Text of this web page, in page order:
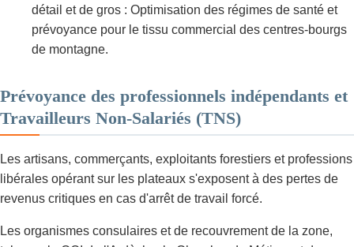
détail et de gros : Optimisation des régimes de santé et
prévoyance pour le tissu commercial des centres-bourgs
de montagne.
Prévoyance des professionnels indépendants et
Travailleurs Non-Salariés (TNS)
Les artisans, commerçants, exploitants forestiers et professions
libérales opérant sur les plateaux s'exposent à des pertes de
revenus critiques en cas d'arrêt de travail forcé.
Les organismes consulaires et de recouvrement de la zone,